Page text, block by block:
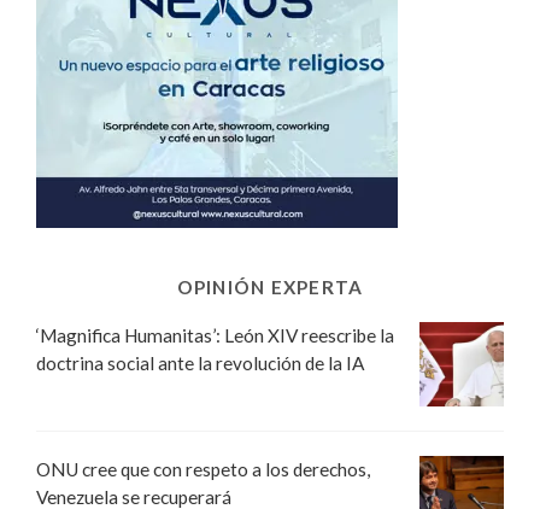
OPINIÓN EXPERTA
‘Magnifica Humanitas’: León XIV reescribe la
doctrina social ante la revolución de la IA
ONU cree que con respeto a los derechos,
Venezuela se recuperará